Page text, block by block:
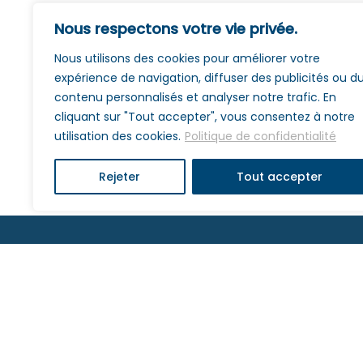
Nous respectons votre vie privée.
Nous utilisons des cookies pour améliorer votre
expérience de navigation, diffuser des publicités ou du
contenu personnalisés et analyser notre trafic. En
cliquant sur "Tout accepter", vous consentez à notre
utilisation des cookies. Politique de confidentialité
Rejeter Tout accepter